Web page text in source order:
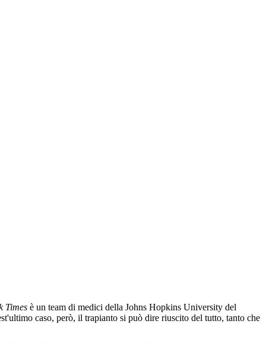
Times è un team di medici della Johns Hopkins University del
caso, però, il trapianto si può dire riuscito del tutto, tanto che